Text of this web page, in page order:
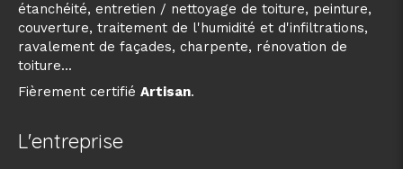
étanchéité, entretien / nettoyage de toiture, peinture,
couverture, traitement de l'humidité et d'infiltrations,
ravalement de façades, charpente, rénovation de
toiture...
Fièrement certifié Artisan.
L'entreprise